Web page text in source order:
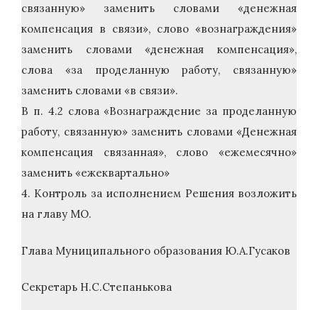
связанную» заменить словами «денежная
компенсация в связи», слово «вознаграждения»
заменить словами «денежная компенсация»,
слова «за проделанную работу, связанную»
заменить словами «в связи».
В п. 4.2 слова «Вознаграждение за проделанную
работу, связанную» заменить словами «Денежная
компенсация связанная», слово «ежемесячно»
заменить «ежеквартально»
4. Контроль за исполнением Решения возложить
на главу МО.
Глава Муниципального образования Ю.А.Гусаков
Секретарь Н.С.Степанькова